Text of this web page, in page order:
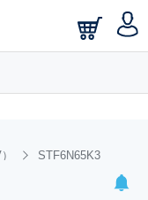
STF6N65K3